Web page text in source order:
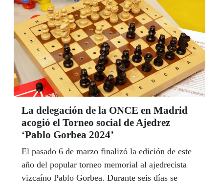
La delegación de la ONCE en Madrid
acogió el Torneo social de Ajedrez
‘Pablo Gorbea 2024’
El pasado 6 de marzo finalizó la edición de este
año del popular torneo memorial al ajedrecista
vizcaíno Pablo Gorbea. Durante seis días se